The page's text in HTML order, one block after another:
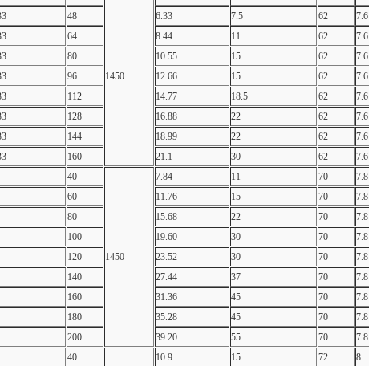
1450
48 6.33 7.5 62 7.6
64 8.44 11 62 7.6
80 10.55 15 62 7.6
96 12.66 15 62 7.6
112 14.77 18.5 62 7.6
128 16.88 22 62 7.6
144 18.99 22 62 7.6
160 21.1 30 62 7.6
40
1450
7.84 11 70 7.8
60 11.76 15 70 7.8
80 15.68 22 70 7.8
100 19.60 30 70 7.8
120 23.52 30 70 7.8
140 27.44 37 70 7.8
160 31.36 45 70 7.8
180 35.28 45 70 7.8
200 39.20 55 70 7.8
40 10.9 15 72 8